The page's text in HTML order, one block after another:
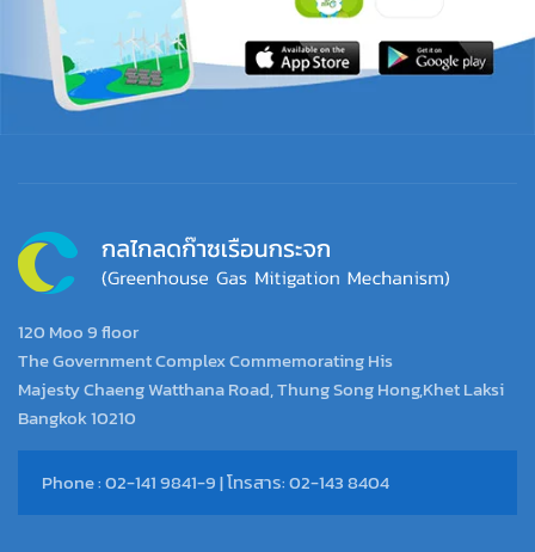
120 Moo 9 floor
The Government Complex Commemorating His
Majesty Chaeng Watthana Road, Thung Song Hong,Khet Laksi
Bangkok 10210
Phone : 02-141 9841-9 | โทรสาร: 02-143 8404